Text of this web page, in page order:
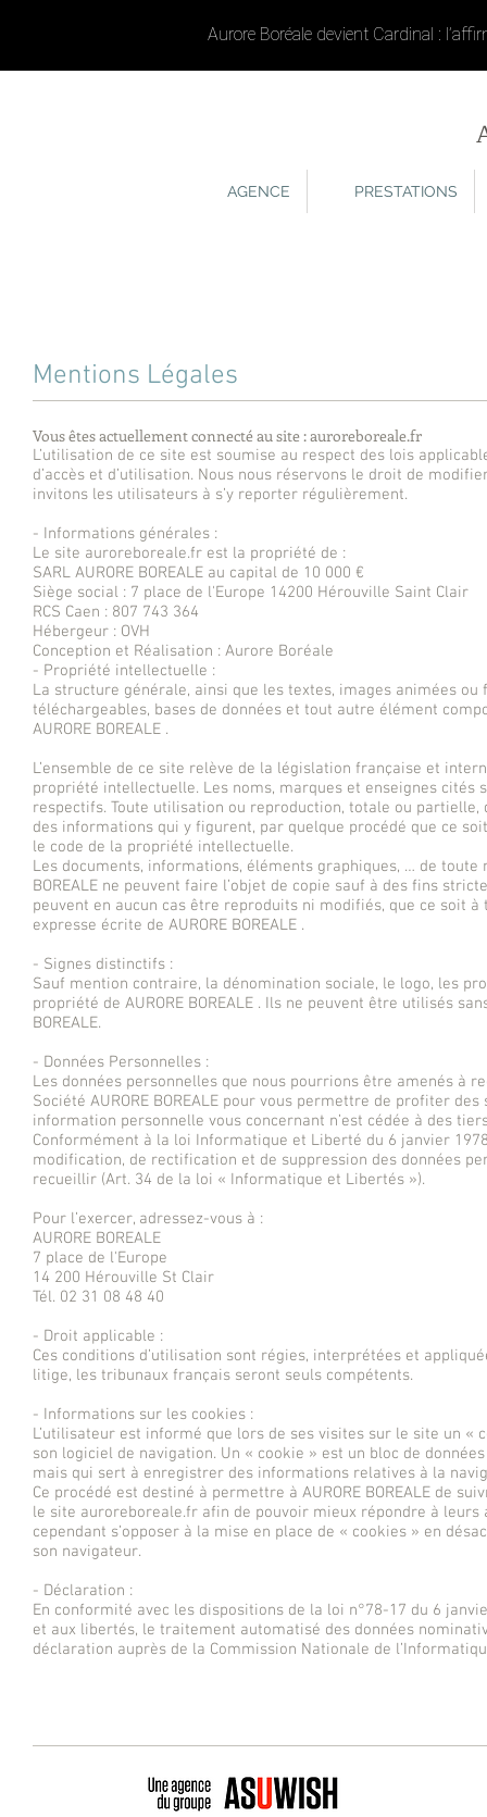
Aurore Boréale devient Cardinal :
AGENCE PRESTATIONS
Mentions Légales
Vous êtes actuellement connecté au site : auroreboreale.fr
L’utilisation de ce site est soumise au respect des lois
d’accès et d’utilisation. Nous nous réservons le droit de
invitons les utilisateurs à s’y reporter régulièrement.
- Informations générales :
Le site auroreboreale.fr est la propriété de :
SARL AURORE BOREALE au capital de 10 000 €
Siège social : 7 place de l'Europe 14200 Hérouville Saint Clair
RCS Caen : 807 743 364
Hébergeur : OVH
Conception et Réalisation : Aurore Boréale
- Propriété intellectuelle :
La structure générale, ainsi que les textes, images animées ou
téléchargeables, bases de données et tout autre élément
AURORE BOREALE .
L’ensemble de ce site relève de la législation française et
propriété intellectuelle. Les noms, marques et enseignes
respectifs. Toute utilisation ou reproduction, totale ou
des informations qui y figurent, par quelque procédé que ce
le code de la propriété intellectuelle.
Les documents, informations, éléments graphiques, … de toute
BOREALE ne peuvent faire l’objet de copie sauf à des fins
peuvent en aucun cas être reproduits ni modifiés, que ce soit
expresse écrite de AURORE BOREALE .
- Signes distinctifs :
Sauf mention contraire, la dénomination sociale, le logo, les
propriété de AURORE BOREALE . Ils ne peuvent être utilisés
BOREALE.
- Données Personnelles :
Les données personnelles que nous pourrions être amenés à
Société AURORE BOREALE pour vous permettre de profiter
information personnelle vous concernant n’est cédée à des
Conformément à la loi Informatique et Liberté du 6 janvier
modification, de rectification et de suppression des données
recueillir (Art. 34 de la loi « Informatique et Libertés »).
Pour l’exercer, adressez-vous à :
AURORE BOREALE
7 place de l'Europe
14 200 Hérouville St Clair
Tél. 02 31 08 48 40
- Droit applicable :
Ces conditions d’utilisation sont régies, interprétées et
litige, les tribunaux français seront seuls compétents.
- Informations sur les cookies :
L’utilisateur est informé que lors de ses visites sur le site un «
son logiciel de navigation. Un « cookie » est un bloc de
mais qui sert à enregistrer des informations relatives à la
Ce procédé est destiné à permettre à AURORE BOREALE de
le site auroreboreale.fr afin de pouvoir mieux répondre à leurs
cependant s’opposer à la mise en place de « cookies » en
son navigateur.
- Déclaration :
En conformité avec les dispositions de la loi n°78-17 du 6
et aux libertés, le traitement automatisé des données
déclaration auprès de la Commission Nationale de